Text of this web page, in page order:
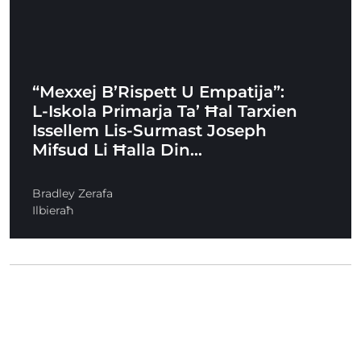
“Mexxej B’Rispett U Empatija”:
L-Iskola Primarja Ta’ Ħal Tarxien
Issellem Lis-Surmast Joseph
Mifsud Li Ħalla Din…
Bradley Zerafa
Ilbieraħ